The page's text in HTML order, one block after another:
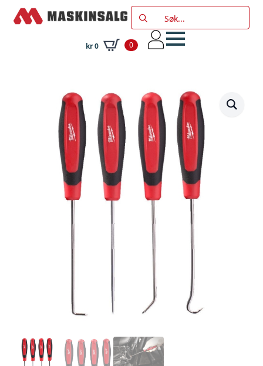
Search
for:
kr0 0